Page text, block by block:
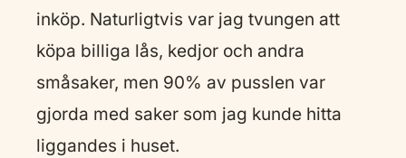
inköp. Naturligtvis var jag tvungen att
köpa billiga lås, kedjor och andra
småsaker, men 90% av pusslen var
gjorda med saker som jag kunde hitta
liggandes i huset.